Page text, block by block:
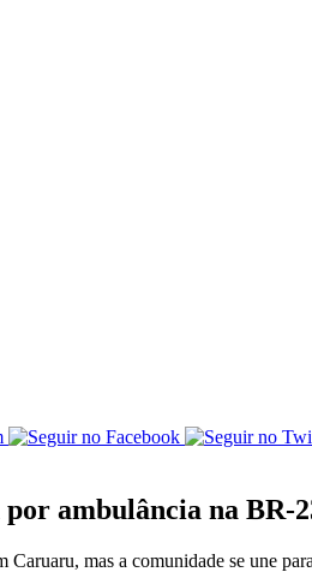
ambulância na BR-
mas a comunidade se une